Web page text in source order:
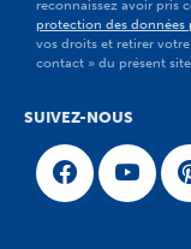
reconnaissez avoir pris
protection des données
vos droits et retirer
contact » du présent
SUIVEZ-NOUS